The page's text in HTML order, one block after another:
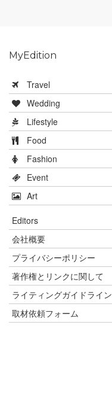
MyEdition
Travel
Wedding
Lifestyle
Food
Fashion
Event
Art
Editors
会社概要
プライバシーポリシー
著作権とリンクに関して
ライティングガイドライン
取材依頼フォーム